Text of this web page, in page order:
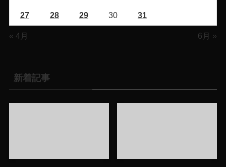
27 28 29 30 31
« 4月 6月 »
新着記事